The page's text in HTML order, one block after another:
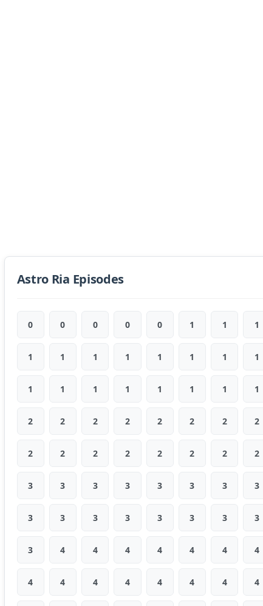
Astro Ria Episodes
0 0 0 0 0 1 1 1
1 1 1 1 1 1 1 1
1 1 1 1 1 1 1 1
2 2 2 2 2 2 2 2
2 2 2 2 2 2 2 2
3 3 3 3 3 3 3 3
3 3 3 3 3 3 3 3
3 4 4 4 4 4 4 4
4 4 4 4 4 4 4 4